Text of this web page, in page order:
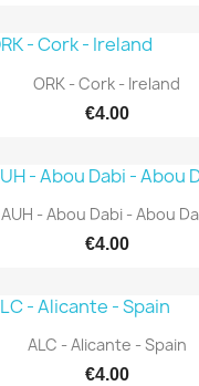
Quick view
ORK - Cork - Ireland
€4.00
Quick view
AUH - Abou Dabi - Abou
€4.00
Quick view
ALC - Alicante - Spain
€4.00